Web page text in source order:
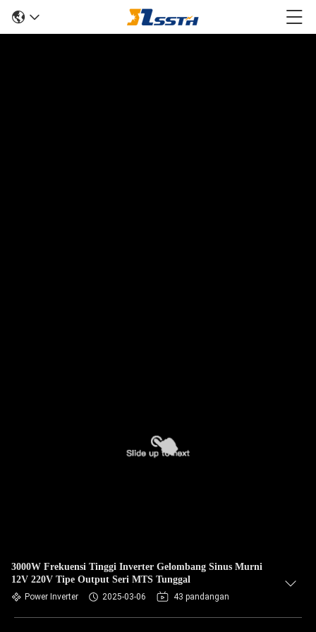
3000W Frekuensi Tinggi Inverter Gelombang Sinus Murni
12V 220V Tipe Output Seri MTS Tunggal
Power Inverter 2025-03-06 43 pandangan